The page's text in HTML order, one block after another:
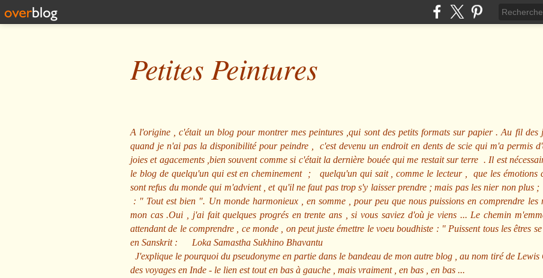
Petites Peintures
A l'origine , c'était un blog pour montrer mes peintures ,qui sont des petits formats sur papier . Au fil des
quand je n'ai pas la disponibilité pour peindre , c'est devenu un endroit en dents de scie qui m'a permis
joies et agacements ,bien souvent comme si c'était la dernière bouée qui me restait sur terre . Il est
le blog de quelqu'un qui est en cheminement ; quelqu'un qui sait , comme le lecteur , que les émotions
sont refus du monde qui m'advient , et qu'il ne faut pas trop s'y laisser prendre ; mais pas les nier non
: " Tout est bien ". Un monde harmonieux , en somme , pour peu que nous puissions en comprendre les
mon cas .Oui , j'ai fait quelques progrés en trente ans , si vous saviez d'où je viens ... Le chemin
attendant de le comprendre , ce monde , on peut juste émettre le voeu boudhiste : " Puissent tous les êtres
en Sanskrit : Loka Samastha Sukhino Bhavantu
J'explique le pourquoi du pseudonyme en partie dans le bandeau de mon autre blog , au nom tiré de
des voyages en Inde - le lien est tout en bas à gauche , mais vraiment , en bas , en bas ...